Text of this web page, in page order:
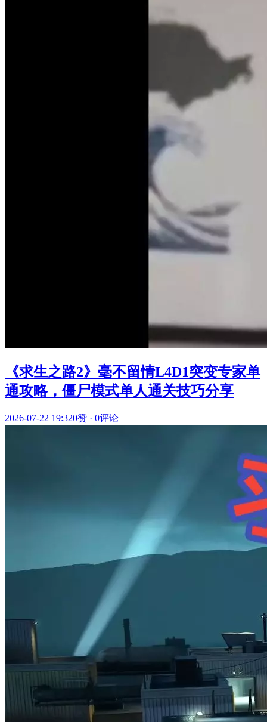
《求生之路2》毫不留情L4D1突变专家单
通攻略，僵尸模式单人通关技巧分享
2026-07-22 19:320赞 · 0评论